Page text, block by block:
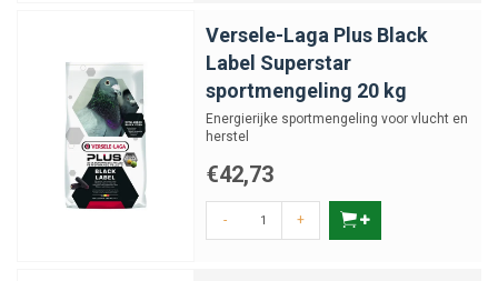
Versele-Laga Plus Black
Label Superstar
sportmengeling 20 kg
Energierijke sportmengeling voor vlucht en
herstel
€42,73
- +